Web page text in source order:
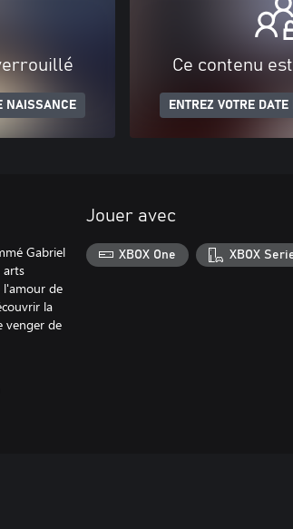
NAISSANCE
Ce contenu
ENTREZ VOTRE
Gabriel
arts
de
la
venger de
Jouer avec
XBOX One XBOX